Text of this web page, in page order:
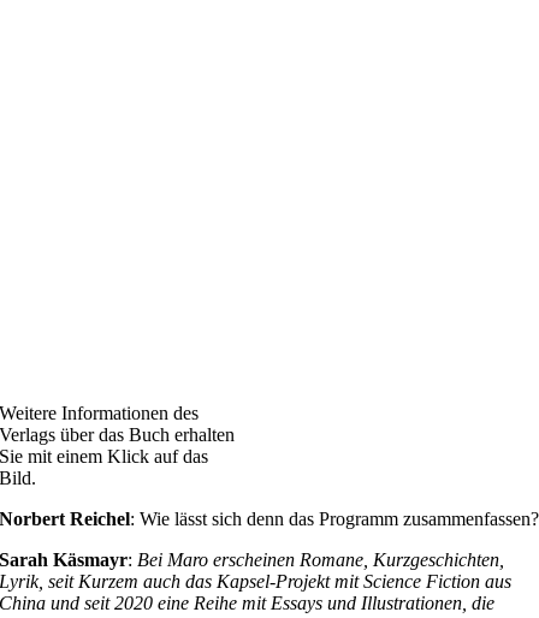
Weitere Informationen des
Verlags über das Buch erhalten
Sie mit einem Klick auf das
Bild.
Norbert Reichel: Wie lässt sich denn das Programm zusammenfassen?
Sarah Käsmayr: Bei Maro erscheinen Romane, Kurzgeschichten,
Lyrik, seit Kurzem auch das Kapsel-Projekt mit Science Fiction aus
China und seit 2020 eine Reihe mit Essays und Illustrationen, die